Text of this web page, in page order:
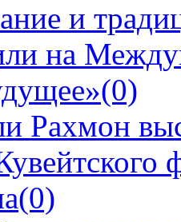
и
на
(0)
Рахмон
(0)